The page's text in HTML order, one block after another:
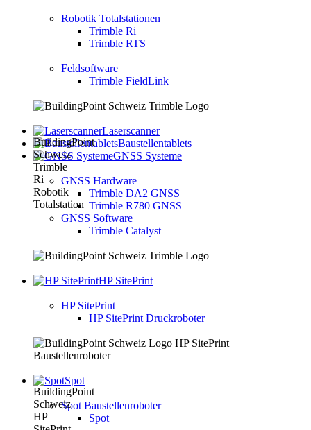
Robotik Totalstationen
Trimble Ri
Trimble RTS
Feldsoftware
Trimble FieldLink
Laserscanner
Baustellentablets
GNSS Systeme
GNSS Hardware
Trimble DA2 GNSS
Trimble R780 GNSS
GNSS Software
Trimble Catalyst
HP SitePrint
HP SitePrint
HP SitePrint Druckroboter
Spot
Spot Baustellenroboter
Spot